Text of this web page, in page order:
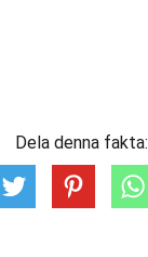
Dela denna fakta: